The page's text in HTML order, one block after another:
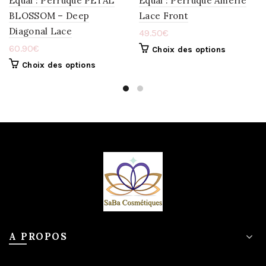
BLOSSOM – Deep
Diagonal Lace
60.90€
Choix des options
Lace Front
49.50€
Choix des options
A PROPOS